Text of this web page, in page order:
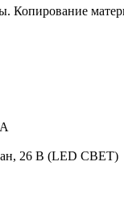
26 В (LED СВЕТ)